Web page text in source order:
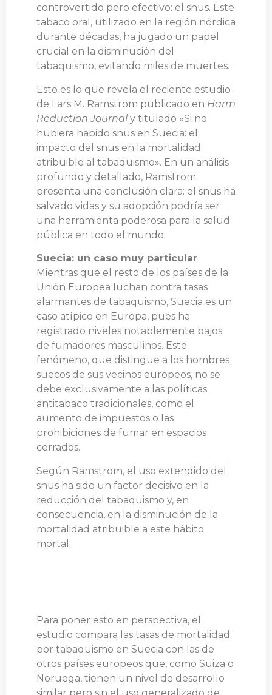
controvertido pero efectivo: el snus. Este
tabaco oral, utilizado en la región nórdica
durante décadas, ha jugado un papel
crucial en la disminución del
tabaquismo, evitando miles de muertes.
Esto es lo que revela el reciente estudio
de Lars M. Ramström publicado en Harm
Reduction Journal y titulado «Si no
hubiera habido snus en Suecia: el
impacto del snus en la mortalidad
atribuible al tabaquismo». En un análisis
profundo y detallado, Ramström
presenta una conclusión clara: el snus ha
salvado vidas y su adopción podría ser
una herramienta poderosa para la salud
pública en todo el mundo.
Suecia: un caso muy particular
Mientras que el resto de los países de la
Unión Europea luchan contra tasas
alarmantes de tabaquismo, Suecia es un
caso atípico en Europa, pues ha
registrado niveles notablemente bajos
de fumadores masculinos. Este
fenómeno, que distingue a los hombres
suecos de sus vecinos europeos, no se
debe exclusivamente a las políticas
antitabaco tradicionales, como el
aumento de impuestos o las
prohibiciones de fumar en espacios
cerrados.
Según Ramström, el uso extendido del
snus ha sido un factor decisivo en la
reducción del tabaquismo y, en
consecuencia, en la disminución de la
mortalidad atribuible a este hábito
mortal.
Para poner esto en perspectiva, el
estudio compara las tasas de mortalidad
por tabaquismo en Suecia con las de
otros países europeos que, como Suiza o
Noruega, tienen un nivel de desarrollo